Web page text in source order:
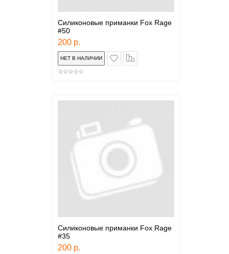
Силиконовые приманки Fox Rage
#50
200 р.
в закладки
Силиконовые приманки Fox Rage
#35
200 р.